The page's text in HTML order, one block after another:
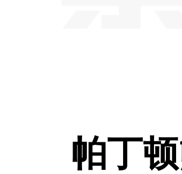
帕丁